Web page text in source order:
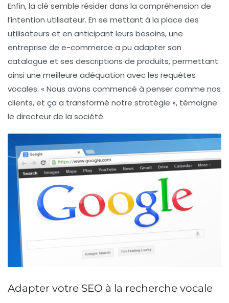
Enfin, la clé semble résider dans la compréhension de
l’intention utilisateur. En se mettant à la place des
utilisateurs et en anticipant leurs besoins, une
entreprise de e-commerce a pu adapter son
catalogue et ses descriptions de produits, permettant
ainsi une meilleure adéquation avec les requêtes
vocales. « Nous avons commencé à penser comme nos
clients, et ça a transformé notre stratégie », témoigne
le directeur de la société.
Adapter votre SEO à la recherche vocale